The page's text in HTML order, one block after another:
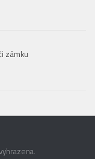
zámku